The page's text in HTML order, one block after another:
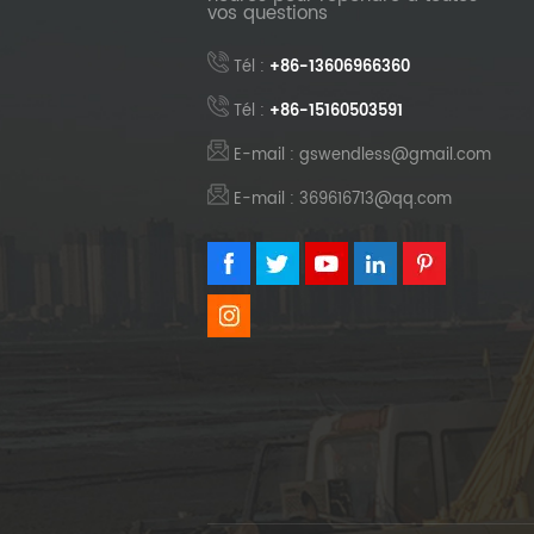
vos questions
Tél : +86-13606966360
Tél : +86-15160503591
E-mail : gswendless@gmail.com
E-mail : 369616713@qq.com